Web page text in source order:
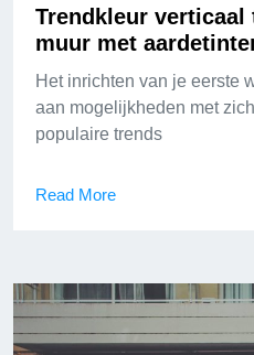
Trendkleur
muur met
Het inrichten van je eerste
aan mogelijkheden met
populaire trends
Read More